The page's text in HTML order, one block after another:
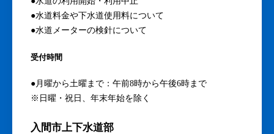
●水道料金や下水道使用料について
●水道メーターの検針について
受付時間
●月曜から土曜まで：午前8時から午後6時まで
※日曜・祝日、年末年始を除く
入間市上下水道部